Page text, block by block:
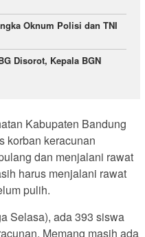
Oknum Polisi dan TNI
Disorot, Kepala BGN
Kabupaten Bandung
korban keracunan
dan menjalani rawat
harus menjalani rawat
pulih.
Selasa), ada 393 siswa
Memang masih ada